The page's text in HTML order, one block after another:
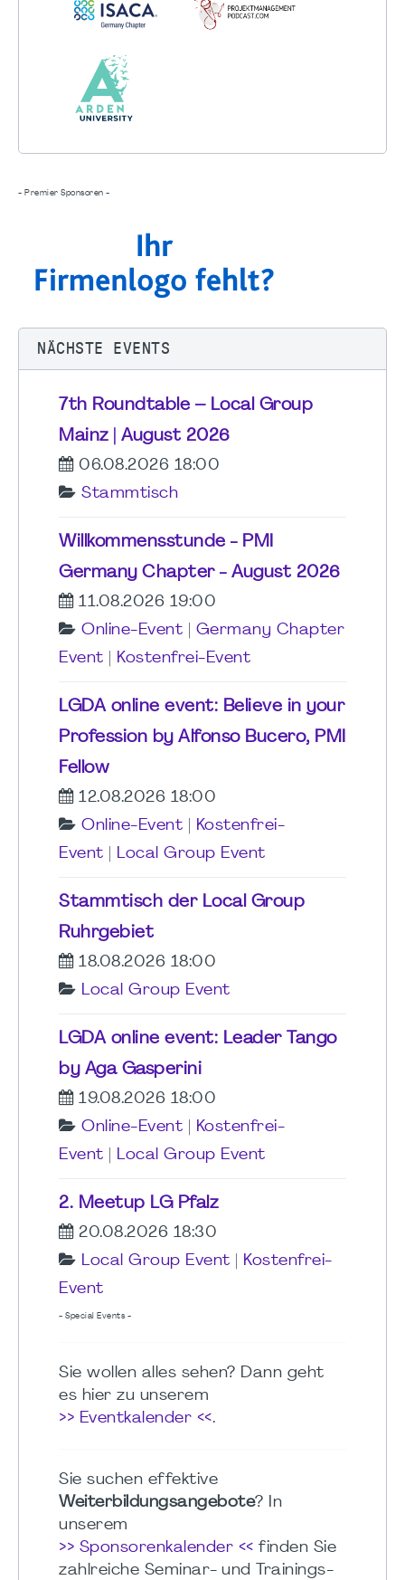
- Premier Sponsoren -
NÄCHSTE EVENTS
7th Roundtable – Local Group
Mainz | August 2026
06.08.2026 18:00
Stammtisch
Willkommensstunde - PMI
Germany Chapter - August 2026
11.08.2026 19:00
Online-Event
Germany Chapter
Event
Kostenfrei-Event
LGDA online event: Believe in your
Profession by Alfonso Bucero, PMI
Fellow
12.08.2026 18:00
Online-Event
Kostenfrei-
Event
Local Group Event
Stammtisch der Local Group
Ruhrgebiet
18.08.2026 18:00
Local Group Event
LGDA online event: Leader Tango
by Aga Gasperini
19.08.2026 18:00
Online-Event
Kostenfrei-
Event
Local Group Event
2. Meetup LG Pfalz
20.08.2026 18:30
Local Group Event
Kostenfrei-
Event
- Special Events -
Sie wollen alles sehen? Dann geht
es hier zu unserem
>> Eventkalender <<.
Sie suchen effektive
Weiterbildungsangebote? In
unserem
>> Sponsorenkalender << finden Sie
zahlreiche Seminar- und Trainings-